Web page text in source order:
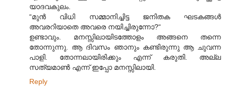
യാദവകുലം.
“മുന്‍ വിധി സമ്മാനിച്ചിട്ട ജനിതക ഘടകങ്ങള്‍
അവരറിയാതെ അവരെ നയിച്ചിരുന്നോ?“
ഉണ്ടാവും. മനസ്സിലായിടത്തോളം അങ്ങനെ തന്നെ
തോന്നുന്നു. ആ ദിവസം ഞാനും കണ്ടിരുന്നു ആ ചുവന്ന
പാളി. തോന്നലായിരിക്കും എന്ന് കരുതി. അല്ല
സത്യമാണ്‍ എന്ന് ഇപ്പോ മനസ്സിലായി.
Reply